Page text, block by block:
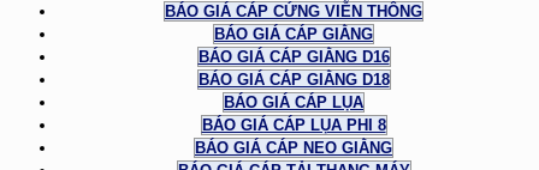
BÁO GIÁ CÁP CỨNG VIỄN THÔNG
BÁO GIÁ CÁP GIẰNG
BÁO GIÁ CÁP GIẰNG D16
BÁO GIÁ CÁP GIẰNG D18
BÁO GIÁ CÁP LỤA
BÁO GIÁ CÁP LỤA PHI 8
BÁO GIÁ CÁP NEO GIẰNG